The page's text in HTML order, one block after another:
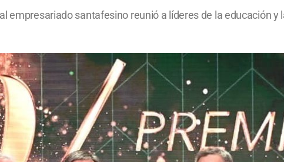
empresariado santafesino reunió a líderes de la educación